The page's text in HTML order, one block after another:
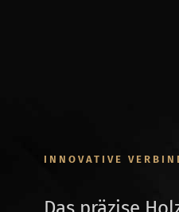
INNOVATIVE